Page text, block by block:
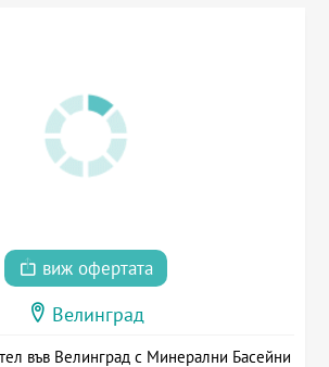
виж офертата
Велинград
във Велинград с Минерални Басейни